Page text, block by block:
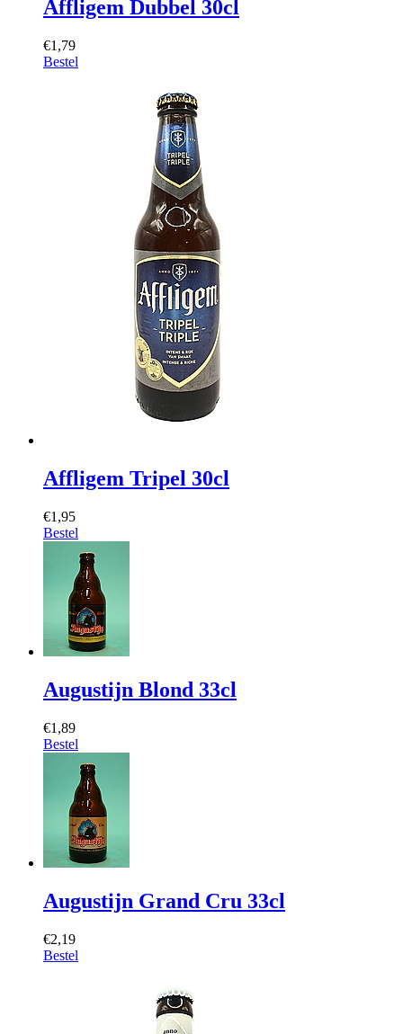
Affligem Dubbel 30cl
€1,79
Bestel
Affligem Tripel 30cl
€1,95
Bestel
Augustijn Blond 33cl
€1,89
Bestel
Augustijn Grand Cru 33cl
€2,19
Bestel